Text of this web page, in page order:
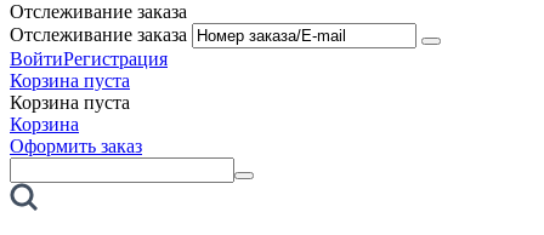
Отслеживание заказа
Отслеживание заказа
ВойтиРегистрация
Корзина пуста
Корзина пуста
Корзина
Оформить заказ